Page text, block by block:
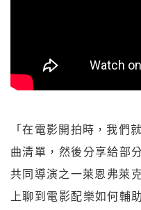
「在電影開拍時，我們
曲清單，然後分享給部
共同導演之一萊恩弗萊
上聊到電影配樂如何輔